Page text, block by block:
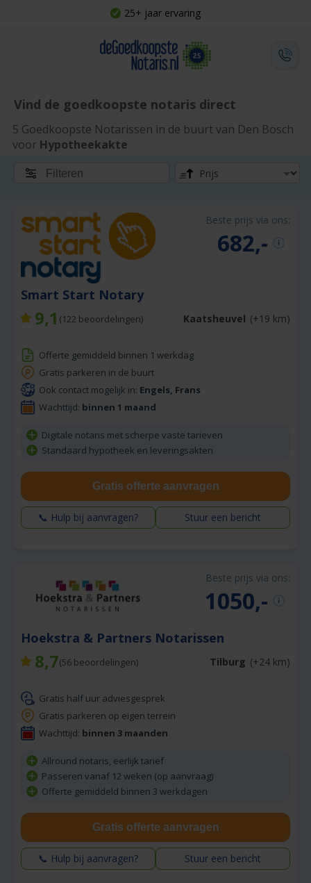
25+ jaar ervaring
Vind de goedkoopste notaris direct
5 Goedkoopste Notarissen in de buurt van Den Bosch
voor Hypotheekakte
Filteren
Beste prijs via ons:
682,-
Smart Start Notary
9,1 (122 beoordelingen) Kaatsheuvel (+19 km)
Offerte gemiddeld binnen 1 werkdag
Gratis parkeren in de buurt
Ook contact mogelijk in: Engels, Frans
Wachttijd: binnen 1 maand
Digitale notaris met scherpe vaste tarieven
Standaard hypotheek en leveringsakten
Gratis offerte aanvragen
📞 Hulp bij aanvragen? Stuur een bericht
Beste prijs via ons:
1050,-
Hoekstra & Partners Notarissen
8,7(56 beoordelingen) Tilburg (+24 km)
Gratis half uur adviesgesprek
Gratis parkeren op eigen terrein
Wachttijd: binnen 3 maanden
Allround notaris, eerlijk tarief
Passeren vanaf 12 weken (op aanvraag)
Offerte gemiddeld binnen 3 werkdagen
Gratis offerte aanvragen
📞 Hulp bij aanvragen? Stuur een bericht